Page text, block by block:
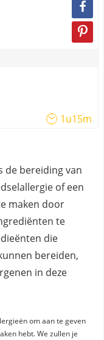
1u15m
de bereiding van
of een
maken door
te
die
bereiden,
in deze
om aan te geven
hebt. We zullen je